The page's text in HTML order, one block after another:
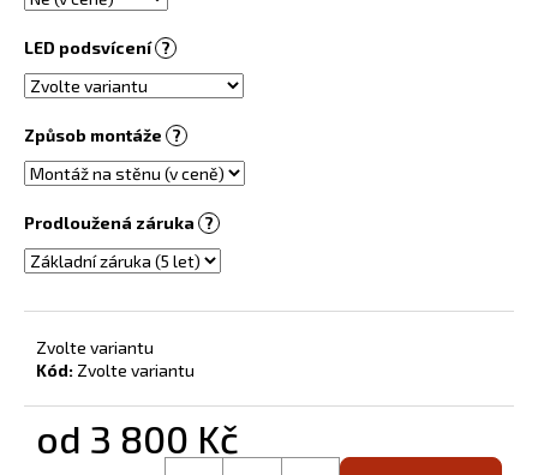
LED podsvícení ?
Způsob montáže ?
Prodloužená záruka ?
Zvolte variantu
Kód: Zvolte variantu
od 3 800 Kč
360W
MOTIV
Č.
90
6
730
Kč